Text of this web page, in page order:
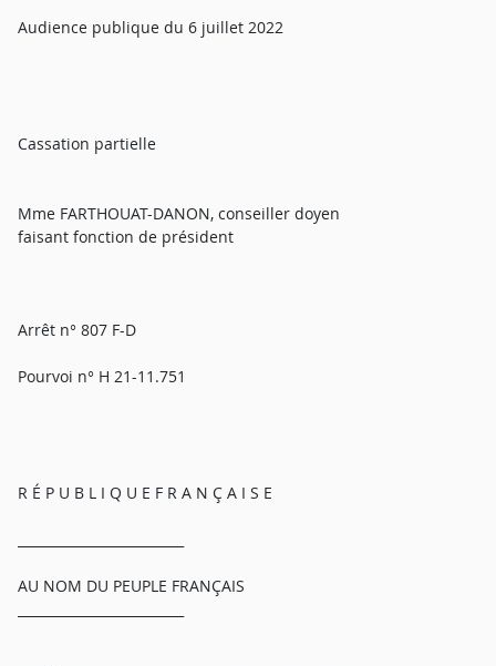
Audience publique du 6 juillet 2022
Cassation partielle
Mme FARTHOUAT-DANON, conseiller doyen
faisant fonction de président
Arrêt n° 807 F-D
Pourvoi n° H 21-11.751
R É P U B L I Q U E F R A N Ç A I S E
AU NOM DU PEUPLE FRANÇAIS